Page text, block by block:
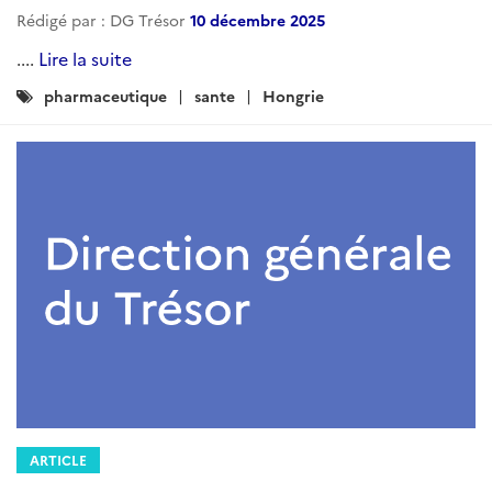
Rédigé par : DG Trésor 10 décembre 2025
.... Lire la suite
Catégories
pharmaceutique sante Hongrie
ARTICLE